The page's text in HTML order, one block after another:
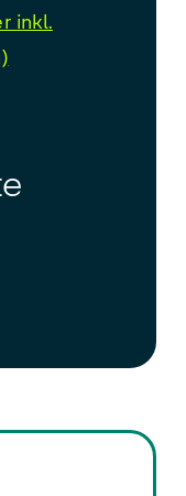
inkl.